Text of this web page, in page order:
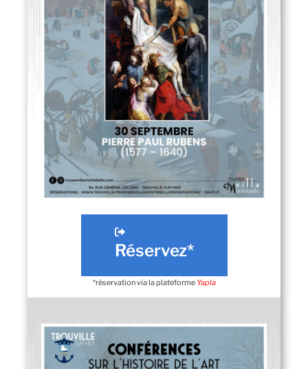
Réservez*
*réservation via la plateforme Yapla